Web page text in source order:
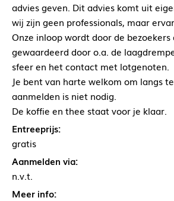
advies geven. Dit advies komt uit
wij zijn geen professionals, maar
Onze inloop wordt door de
gewaardeerd door o.a. de
sfeer en het contact met lotgenoten.
Je bent van harte welkom om langs
aanmelden is niet nodig.
De koffie en thee staat voor je klaar.
Entreeprijs:
gratis
Aanmelden via:
n.v.t.
Meer info: